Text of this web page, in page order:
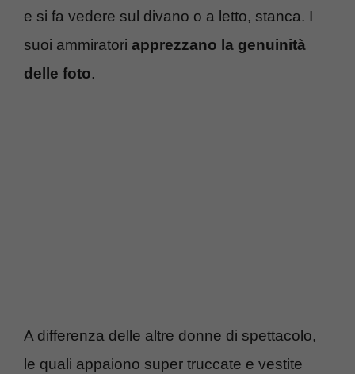
e si fa vedere sul divano o a letto, stanca. I
suoi ammiratori apprezzano la genuinità
delle foto.
A differenza delle altre donne di spettacolo,
le quali appaiono super truccate e vestite